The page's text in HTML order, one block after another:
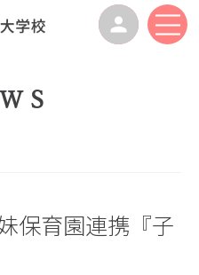
保育園連携『子